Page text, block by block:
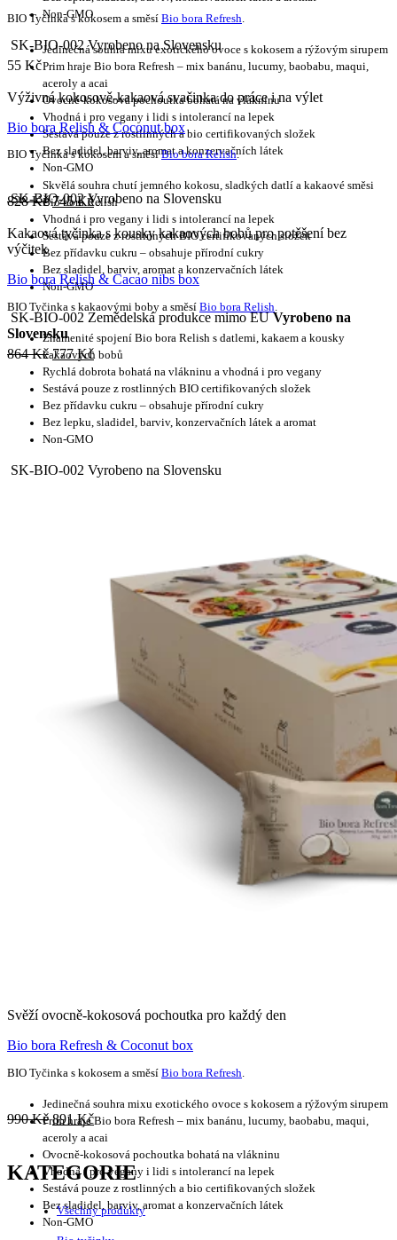
Non-GMO
SK-BIO-002 Vyrobeno na Slovensku
BIO Tyčinka s kokosem a směsí Bio bora Refresh
Jedinečná souhra mixu exotického ovoce s kokosem a rýžovým sirupem
Prim hraje Bio bora Refresh – mix banánu, lucumy, baobabu, maqui,
aceroly a acai
Ovocně-kokosová pochoutka bohatá na vlákninu
Vhodná i pro vegany i lidi s intolerancí na lepek
Sestává pouze z rostlinných a bio certifikovaných složek
Bez sladidel, barviv, aromat a konzervačních látek
Non-GMO
SK-BIO-002 Vyrobeno na Slovensku
55 Kč
Výživná kokosově-kakaová svačinka do práce i na výlet
Bio bora Relish & Coconut box
BIO Tyčinka s kokosem a směsíBio bora Relish.
Skvělá souhra chutí jemného kokosu, sladkých datlí a kakaové směsi
Bio bora Relish
Vhodná i pro vegany i lidi s intolerancí na lepek
Sestává pouze z rostlinných BIO certifikovaných složek
Bez přídavku cukru – obsahuje přírodní cukry
Bez sladidel, barviv, aromat a konzervačních látek
Non-GMO
SK-BIO-002 Zemědelská produkce mimo EUVyrobeno na
Slovensku
828Kč 745Kč
Kakaová tyčinka s kousky kakaových bobů pro potěšení bez
výčitek
Bio bora Relish & Cacao nibs box
BIO Tyčinka s kakaovými boby a směsí Bio bora Relish.
Znamenité spojení Bio bora Relish s datlemi, kakaem a kousky
kakaových bobů
Rychlá dobrota bohatá na vlákninu a vhodná i pro vegany
Sestává pouze z rostlinných BIO certifikovaných složek
Bez přídavku cukru – obsahuje přírodní cukry
Bez lepku, sladidel, barviv, konzervačních látek a aromat
Non-GMO
SK-BIO-002 Vyrobeno na Slovensku
864Kč 777Kč
Svěží ovocně-kokosová pochoutka pro každý den
Bio bora Refresh & Coconut box
BIO Tyčinka s kokosem a směsí Bio bora Refresh
Jedinečná souhra mixu exotického ovoce s kokosem a rýžovým sirupem
Prim hraje Bio bora Refresh – mix banánu, lucumy, baobabu, maqui,
aceroly a acai
Ovocně-kokosová pochoutka bohatá na vlákninu
Vhodná i pro vegany i lidi s intolerancí na lepek
Sestává pouze z rostlinných a bio certifikovaných složek
Bez sladidel, barviv, aromat a konzervačních látek
Non-GMO
990Kč 891Kč
KATEGORIE
Všechny produkty